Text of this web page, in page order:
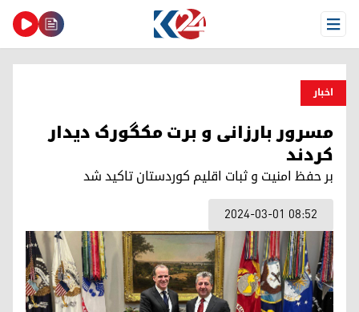
Open Menu
اخبار
مسرور بارزانی و برت مکگورک دیدار
کردند
بر حفظ امنیت و ثبات اقلیم کوردستان تاکید شد
2024-03-01 08:52